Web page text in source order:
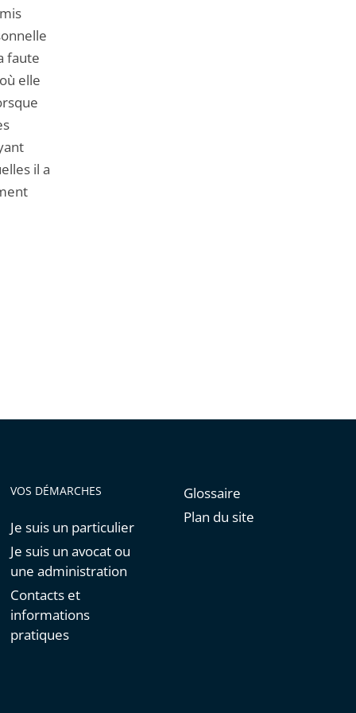
faute
elle
il a
VOS DÉMARCHES
Je suis un particulier
Je suis un avocat ou
une administration
Contacts et
informations
pratiques
Glossaire
Plan du site